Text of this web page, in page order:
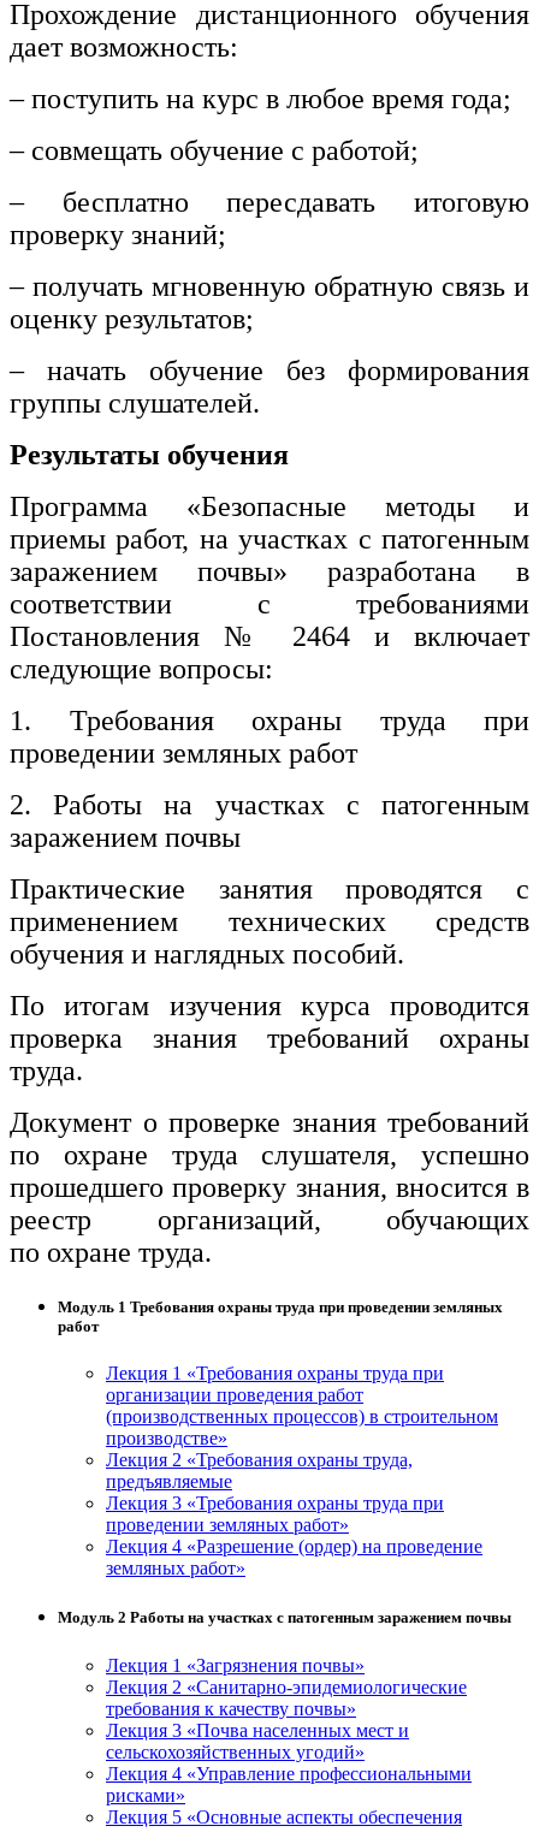
Прохождение дистанционного обучения
дает возможность:
– поступить на курс в любое время года;
– совмещать обучение с работой;
– бесплатно пересдавать итоговую
проверку знаний;
– получать мгновенную обратную связь и
оценку результатов;
– начать обучение без формирования
группы слушателей.
Результаты обучения
Программа «Безопасные методы и
приемы работ, на участках с патогенным
заражением почвы» разработана в
соответствии с требованиями
Постановления № 2464 и включает
следующие вопросы:
1. Требования охраны труда при
проведении земляных работ
2. Работы на участках с патогенным
заражением почвы
Практические занятия проводятся с
применением технических средств
обучения и наглядных пособий.
По итогам изучения курса проводится
проверка знания требований охраны
труда.
Документ о проверке знания требований
по охране труда слушателя, успешно
прошедшего проверку знания, вносится в
реестр организаций, обучающих
по охране труда.
Модуль 1 Требования охраны труда при проведении земляных
работ
Лекция 1 «Требования охраны труда при
организации проведения работ
(производственных процессов) в строительном
производстве»
Лекция 2 «Требования охраны труда,
предъявляемые
Лекция 3 «Требования охраны труда при
проведении земляных работ»
Лекция 4 «Разрешение (ордер) на проведение
земляных работ»
Модуль 2 Работы на участках с патогенным заражением почвы
Лекция 1 «Загрязнения почвы»
Лекция 2 «Санитарно-эпидемиологические
требования к качеству почвы»
Лекция 3 «Почва населенных мест и
сельскохозяйственных угодий»
Лекция 4 «Управление профессиональными
рисками»
Лекция 5 «Основные аспекты обеспечения